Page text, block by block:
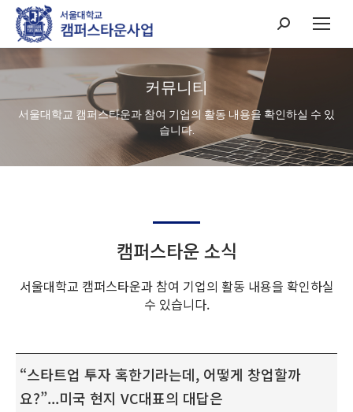
Search:
커뮤니티
서울대학교 캠퍼스타운과 참여 기업의 활동 내용을 확인하실 수 있
습니다.
캠퍼스타운 소식
서울대학교 캠퍼스타운과 참여 기업의 활동 내용을 확인하실
수 있습니다.
“스타트업 투자 혹한기라는데, 어떻게 창업할까
요?”...미국 현지 VC대표의 대답은